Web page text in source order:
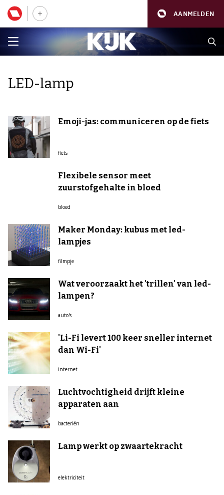
AANMELDEN
LED-lamp
Emoji-jas: communiceren op de fiets
fiets
Flexibele sensor meet
zuurstofgehalte in bloed
bloed
Maker Monday: kubus met led-
lampjes
filmpje
Wat veroorzaakt het 'trillen' van led-
lampen?
auto's
'Li-Fi levert 100 keer sneller internet
dan Wi-Fi'
internet
Luchtvochtigheid drijft kleine
apparaten aan
bacteriën
Lamp werkt op zwaartekracht
elektriciteit